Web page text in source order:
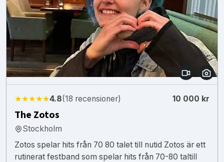
★★★★★4.8(18 recensioner) 10 000 kr
The Zotos
Stockholm
Zotos spelar hits från 70 80 talet till nutid Zotos är ett
rutinerat festband som spelar hits från 70-80 taltill